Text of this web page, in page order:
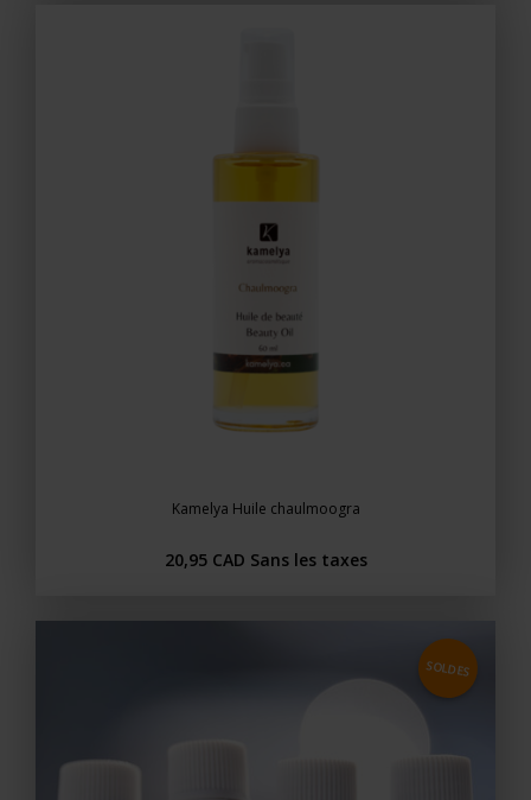
Kamelya Huile chaulmoogra
20,95 CAD Sans les taxes
SOLDES